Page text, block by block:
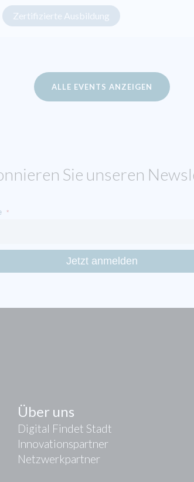
Zertifizierte Ausbildung
ALLE EVENTS ANZEIGEN
Sie unseren
*
Über uns
Digital Findet Stadt
Innovationspartner
Netzwerkpartner